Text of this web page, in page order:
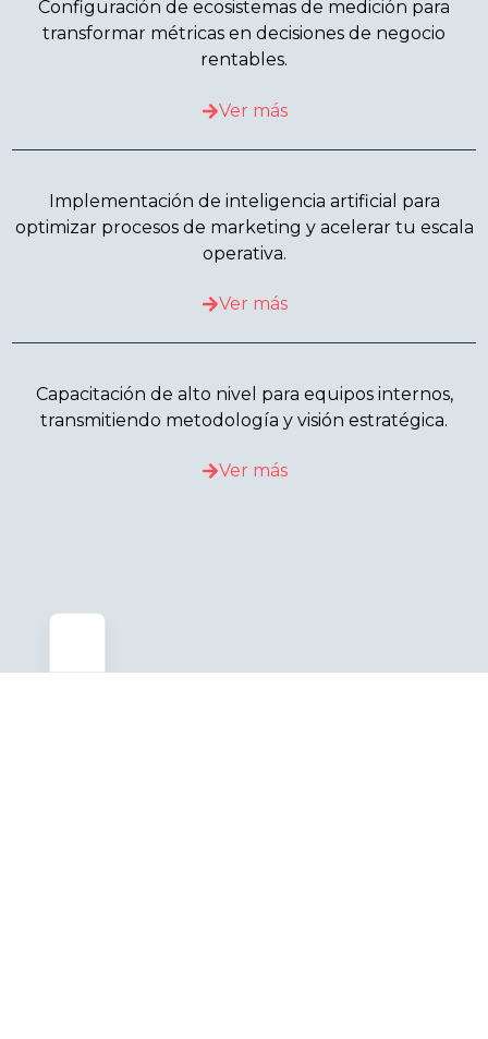
Configuración de ecosistemas de medición para
transformar métricas en decisiones de negocio
rentables.
Ver más
Implementación de inteligencia artificial para
optimizar procesos de marketing y acelerar tu escala
operativa.
Ver más
Capacitación de alto nivel para equipos internos,
transmitiendo metodología y visión estratégica.
Ver más